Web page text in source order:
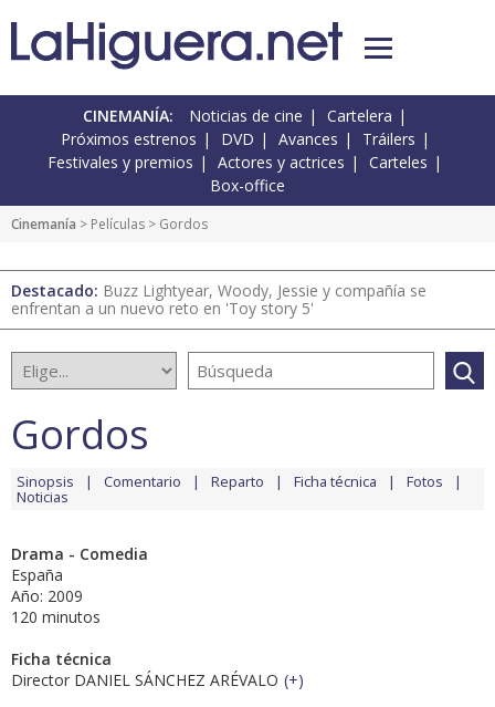
CINEMANÍA: Noticias de cine
Cartelera
Próximos estrenos
DVD Avances
Tráilers
Festivales y premios
Actores y actrices
Carteles
Box-office
Cinemanía > Películas > Gordos
Destacado: Buzz Lightyear, Woody, Jessie y compañía se
enfrentan a un nuevo reto en 'Toy story 5'
Gordos
Sinopsis Comentario Reparto Ficha técnica Fotos
Noticias
Drama - Comedia
España
Año: 2009
120 minutos
Ficha técnica
Director DANIEL SÁNCHEZ ARÉVALO (+)